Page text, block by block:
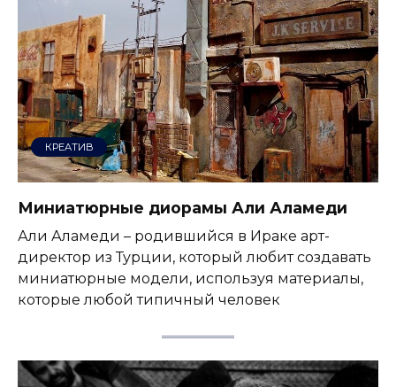
КРЕАТИВ
Миниатюрные диорамы Али Аламеди
Али Аламеди – родившийся в Ираке арт-
директор из Турции, который любит создавать
миниатюрные модели, используя материалы,
которые любой типичный человек